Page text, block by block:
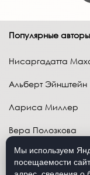
Популярные
Нисаргадатта
Альберт Эйнштейн
Лариса Миллер
Вера Полозкова
Марк Твен
Мы используем
посещаемости